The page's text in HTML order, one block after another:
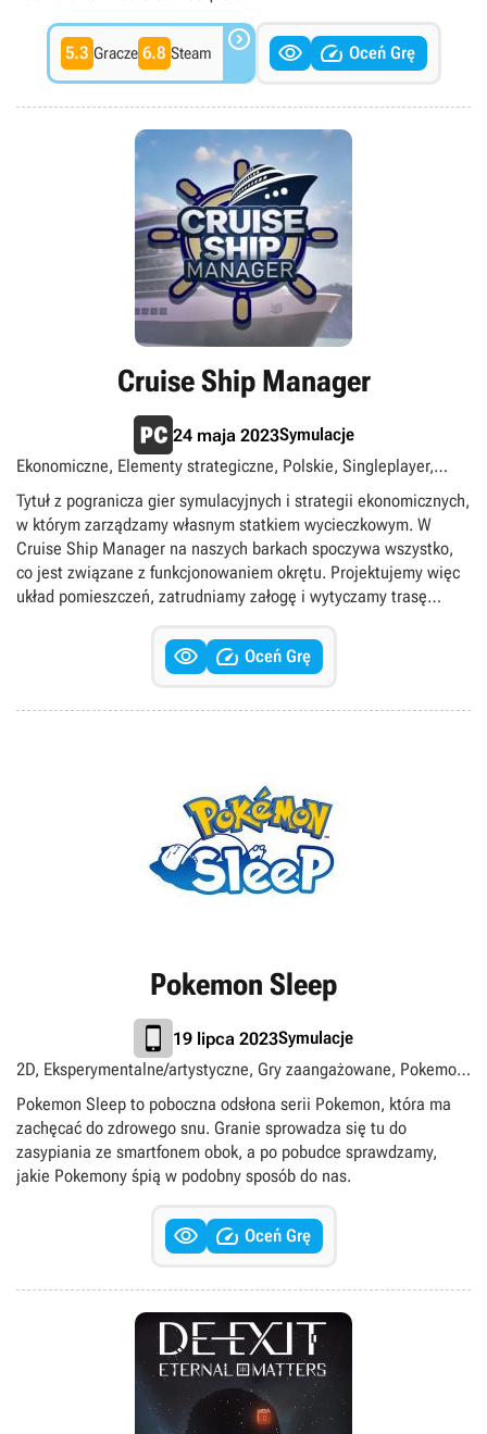
5.3 Gracze 6.8 Steam    Oceń Grę
Cruise Ship Manager
24 maja 2023Symulacje
Ekonomiczne, Elementy strategiczne, Polskie, Singleplayer,
Statki
Tytuł z pogranicza gier symulacyjnych i strategii ekonomicznych,
w którym zarządzamy własnym statkiem wycieczkowym. W
Cruise Ship Manager na naszych barkach spoczywa wszystko,
co jest związane z funkcjonowaniem okrętu. Projektujemy więc
układ pomieszczeń, zatrudniamy załogę i wytyczamy trasę
mierzymy się z rozmaitymi zdarzeniami losowymi.
  Oceń Grę
Pokemon Sleep
19 lipca 2023Symulacje
2D, Eksperymentalne/artystyczne, Gry zaangażowane, Pokemon,
Singleplayer
Pokemon Sleep to poboczna odsłona serii Pokemon, która ma
zachęcać do zdrowego snu. Granie sprowadza się tu do
zasypiania ze smartfonem obok, a po pobudce sprawdzamy,
jakie Pokemony śpią w podobny sposób do nas.
  Oceń Grę